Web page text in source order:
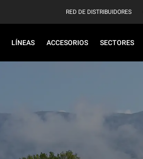
RED DE DISTRIBUIDORES
LÍNEAS ACCESORIOS SECTORES